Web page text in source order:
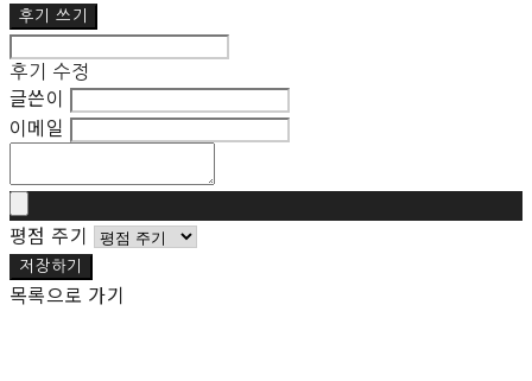
후기 쓰기
후기 수정
글쓴이
이메일
평점 주기
저장하기
목록으로 가기